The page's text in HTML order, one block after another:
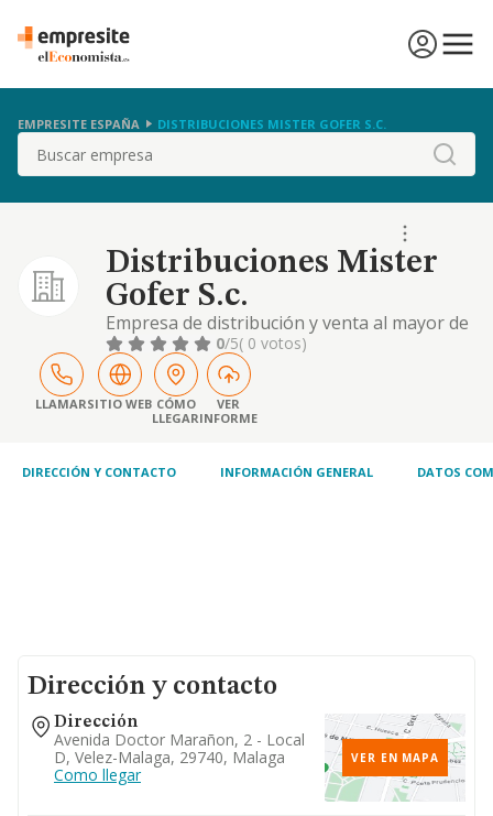
EMPRESITE ESPAÑA DISTRIBUCIONES MISTER GOFER S.C.
Buscar
Distribuciones Mister
Gofer S.c.
Empresa de distribución y venta al mayor de
artículos de limpieza
0/5( 0 votos)
LLAMARSITIO WEB CÓMO
LLEGAR
VER
INFORME
DIRECCIÓN Y CONTACTO INFORMACIÓN GENERAL DATOS
Dirección y contacto
Dirección
Avenida Doctor Marañon, 2 - Local
D, Velez-Malaga, 29740, Malaga
Como llegar
VER EN MAPA